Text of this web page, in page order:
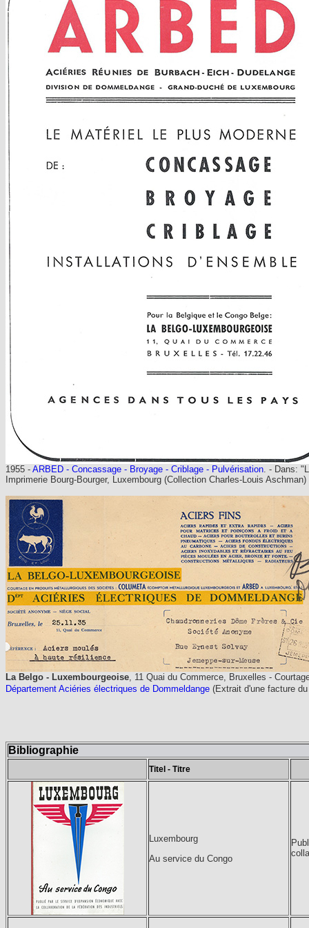
1955 - ARBED - Concassage - Broyage - Criblage - Pulvérisation. - Dans:
Imprimerie Bourg-Bourger, Luxembourg (Collection Charles-Louis Aschman)
La Belgo - Luxembourgeoise, 11 Quai du Commerce, Bruxelles -
Département Aciéries électriques de Dommeldange (Extrait d'une facture
Bibliographie
Titel - Titre
Luxembourg
Au service du Congo